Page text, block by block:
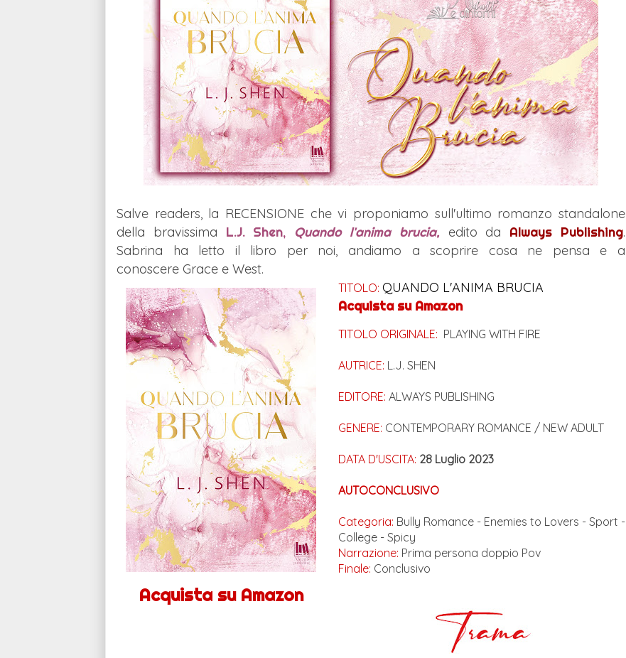
Salve readers, la RECENSIONE che vi proponiamo sull'ultimo romanzo standalone
della bravissima L.J. Shen, Quando l'anima brucia, edito da Always Publishing.
Sabrina ha letto il libro per noi, andiamo a scoprire cosa ne pensa e a
conoscere Grace e West.
Acquista su Amazon
TITOLO: QUANDO L'ANIMA BRUCIA
Acquista su Amazon
TITOLO ORIGINALE: PLAYING WITH FIRE
AUTRICE: L.J. SHEN
EDITORE: ALWAYS PUBLISHING
GENERE: CONTEMPORARY ROMANCE / NEW ADULT
DATA D'USCITA: 28 Luglio 2023
AUTOCONCLUSIVO
Categoria: Bully Romance - Enemies to Lovers - Sport -
College - Spicy
Narrazione: Prima persona doppio Pov
Finale: Conclusivo